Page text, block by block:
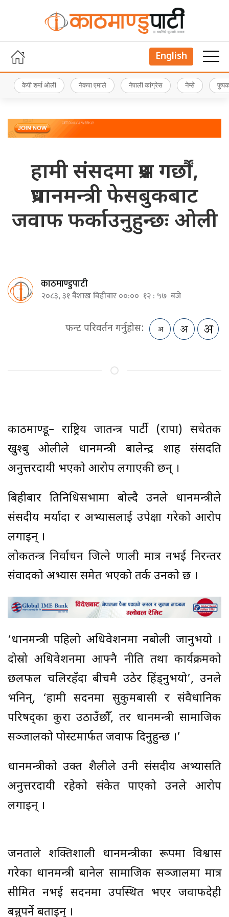
English
केपी शर्मा ओली नेकपा एमाले नेपाली कांग्रेस नेप्से
हामी संसदमा प्रश्न गर्छौं,
प्रधानमन्त्री फेसबुकबाट
जवाफ फर्काउनुहुन्छः ओली
काठमाण्डुपाटी
२०८३, ३१ बैशाख बिहीबार ००:०० १२ : ५७ बजे
फन्ट परिवर्तन गर्नुहोस:
काठमाण्डू– राष्ट्रिय प्रजातन्त्र पार्टी (राप्रपा) सचेतक
खुश्बु ओलीले प्रधानमन्त्री बालेन्द्र शाह संसदप्रति
अनुत्तरदायी भएको आरोप लगाएकी छन् ।
बिहीबार प्रतिनिधिसभामा बोल्दै उनले प्रधानमन्त्रीले
संसदीय मर्यादा र अभ्यासलाई उपेक्षा गरेको आरोप
लगाइन् ।
लोकतन्त्र निर्वाचन जित्ने प्रणाली मात्र नभई निरन्तर
संवादको अभ्यास समेत भएको तर्क उनको छ ।
‘प्रधानमन्त्री पहिलो अधिवेशनमा नबोली जानुभयो ।
दोस्रो अधिवेशनमा आफ्नै नीति तथा कार्यक्रमको
छलफल चलिरहँदा बीचमै उठेर हिंड्नुभयो’, उनले
भनिन्, ‘हामी सदनमा सुकुमबासी र संवैधानिक
परिषद्का कुरा उठाउँछौँ, तर प्रधानमन्त्री सामाजिक
सञ्जालको पोस्टमार्फत जवाफ दिनुहुन्छ ।’
प्रधानमन्त्रीको उक्त शैलीले उनी संसदीय अभ्यासप्रति
अनुत्तरदायी रहेको संकेत पाएको उनले आरोप
लगाइन् ।
जनताले शक्तिशाली प्रधानमन्त्रीका रूपमा विश्वास
गरेका प्रधानमन्त्री बानेल सामाजिक सञ्जालमा मात्र
सीमित नभई सदनमा उपस्थित भएर जवाफदेही
बन्नुपर्ने बताइन् ।